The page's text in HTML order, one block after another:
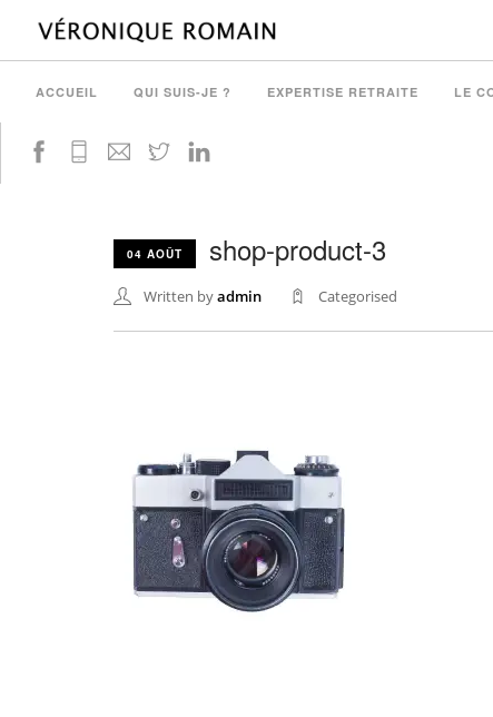
ACCUEIL QUI SUIS-JE ? EXPERTISE RETRAITE LE
04 AOÛT shop-product-3
Written byadmin Categorised